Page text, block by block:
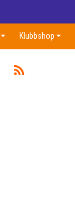
Klubbshop